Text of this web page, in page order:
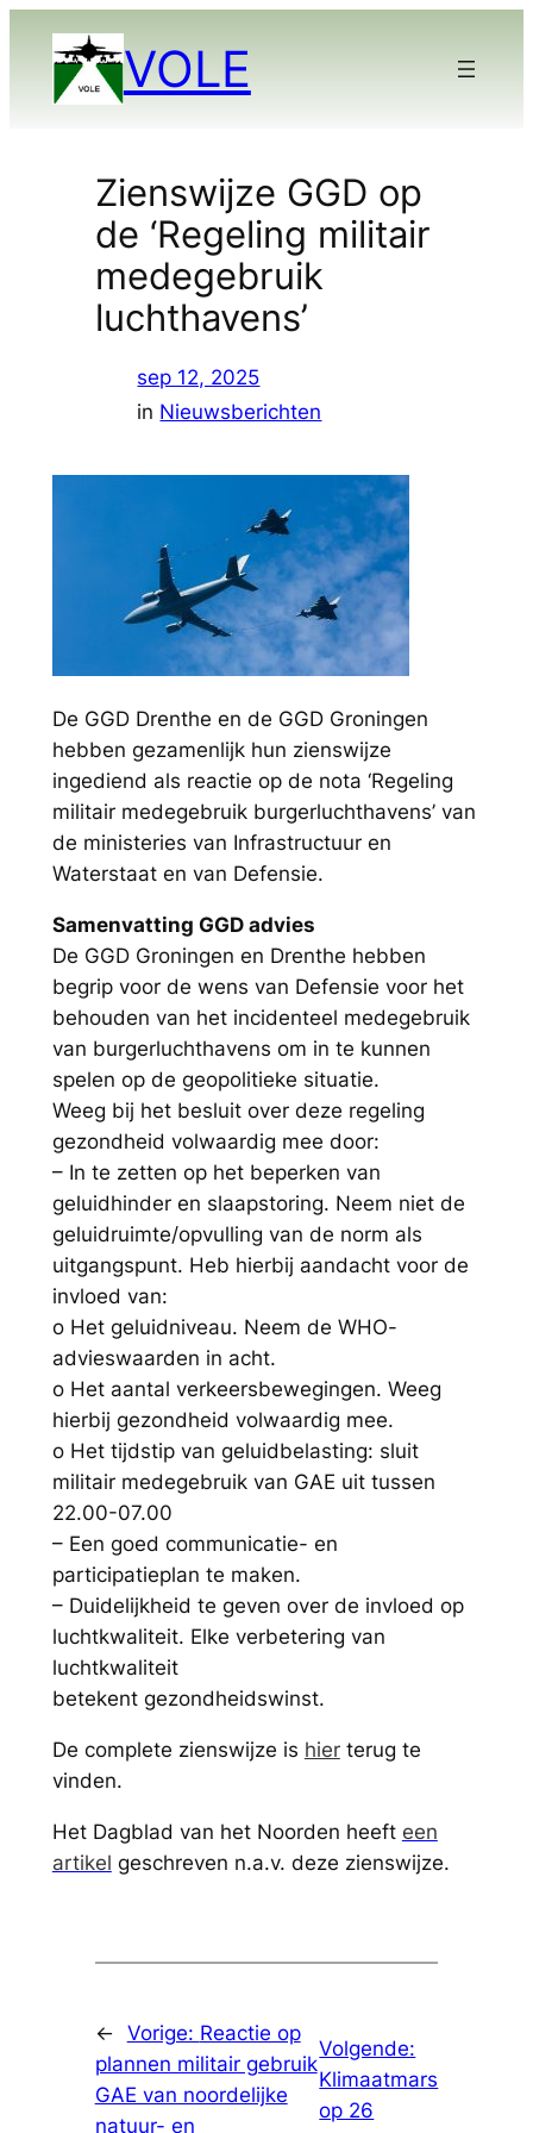
VOLE
Zienswijze GGD op
de ‘Regeling militair
medegebruik
luchthavens’
sep 12, 2025
in Nieuwsberichten
De GGD Drenthe en de GGD Groningen
hebben gezamenlijk hun zienswijze
ingediend als reactie op de nota ‘Regeling
militair medegebruik burgerluchthavens’ van
de ministeries van Infrastructuur en
Waterstaat en van Defensie.
Samenvatting GGD advies
De GGD Groningen en Drenthe hebben
begrip voor de wens van Defensie voor het
behouden van het incidenteel medegebruik
van burgerluchthavens om in te kunnen
spelen op de geopolitieke situatie.
Weeg bij het besluit over deze regeling
gezondheid volwaardig mee door:
– In te zetten op het beperken van
geluidhinder en slaapstoring. Neem niet de
geluidruimte/opvulling van de norm als
uitgangspunt. Heb hierbij aandacht voor de
invloed van:
o Het geluidniveau. Neem de WHO-
advieswaarden in acht.
o Het aantal verkeersbewegingen. Weeg
hierbij gezondheid volwaardig mee.
o Het tijdstip van geluidbelasting: sluit
militair medegebruik van GAE uit tussen
22.00-07.00
– Een goed communicatie- en
participatieplan te maken.
– Duidelijkheid te geven over de invloed op
luchtkwaliteit. Elke verbetering van
luchtkwaliteit
betekent gezondheidswinst.
De complete zienswijze is hierterug te
vinden.
Het Dagblad van het Noorden heeft een
artikel geschreven n.a.v. deze zienswijze.
← Vorige: Reactie op
plannen militair gebruik
GAE van noordelijke
natuur- en
Volgende:
Klimaatmars
op 26